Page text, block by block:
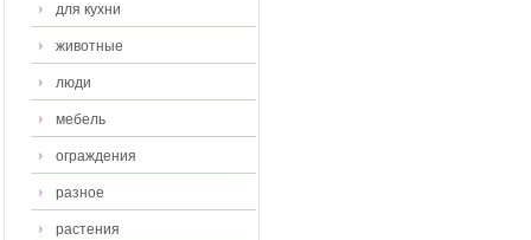
для кухни
животные
люди
мебель
ограждения
разное
растения